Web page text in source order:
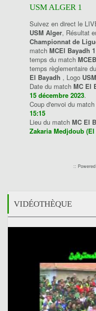
USM ALGER 1
Suivez en direct le
USM Alger, Résultat
Championnat de
match MCEl Bayadh
temps du match
temps règlementaire
El Bayadh , Logo
Date du match MC El
15 décembre 2023.
Coup d'envoi du match
15:15
Lieu du match MC El
Zakaria Medjdoub
::
VIDÉOTHÈQUE